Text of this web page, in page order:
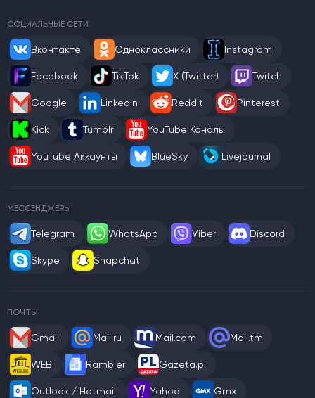
СОЦИАЛЬНЫЕ СЕТИ
Вконтакте Одноклассники Instagram
Facebook TikTok X (Twitter) Twitch
Google LinkedIn Reddit Pinterest
Kick Tumblr YouTube Каналы
YouTube Аккаунты BlueSky Livejournal
МЕССЕНДЖЕРЫ
Telegram WhatsApp Viber Discord
Skype Snapchat
ПОЧТЫ
Gmail Mail.ru Mail.com Mail.tm
WEB Rambler Gazeta.pl
Outlook / Hotmail Yahoo Gmx